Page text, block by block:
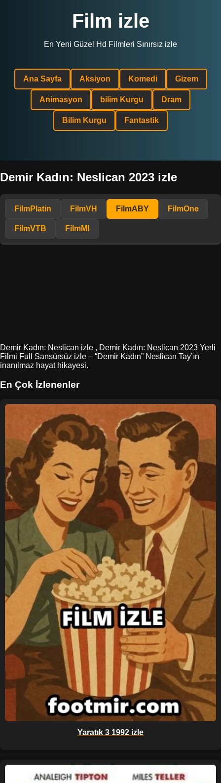
Film izle
En Yeni Güzel Hd Filmleri Sınırsız izle
Ana Sayfa Aksiyon Komedi Gizem
Animasyon bilim Kurgu Dram
Bilim Kurgu Fantastik
Demir Kadın: Neslican 2023 izle
FilmPlatin FilmVH FilmABY FilmOne
FilmVTB FilmMl
Demir Kadın: Neslican izle , Demir Kadın: Neslican 2023 Yerli
Filmi Full Sansürsüz izle – “Demir Kadın” Neslican Tay’ın
inanılmaz hayat hikayesi.
En Çok İzlenenler
Yaratık 3 1992 izle